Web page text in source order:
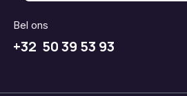
Bel ons
+32 50 39 53 93